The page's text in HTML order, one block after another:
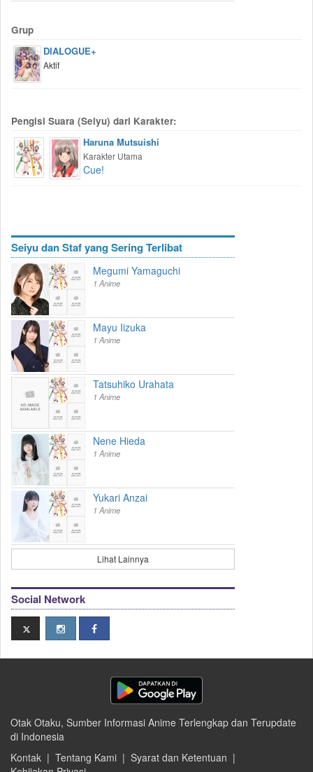
Grup
DIALOGUE+
Aktif
Pengisi Suara (Seiyu) dari Karakter:
Haruna Mutsuishi
Karakter Utama
Cue!
Seiyu dan Staf yang Sering Terlibat
Megumi Yamaguchi
1 Anime
Mayu Iizuka
1 Anime
Tatsuhiko Urahata
1 Anime
Nene Hieda
1 Anime
Yukari Anzai
1 Anime
Lihat Lainnya
Social Network
Otak Otaku, Sumber Informasi Anime Terlengkap dan Terupdate
di Indonesia
Kontak | Tentang Kami | Syarat dan Ketentuan |